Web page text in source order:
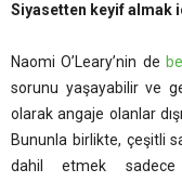
Siyasetten keyif almak
Naomi O’Leary’nin de
sorunu yaşayabilir ve
olarak angaje olanlar
Bununla birlikte, çeşitli
dahil etmek sadece